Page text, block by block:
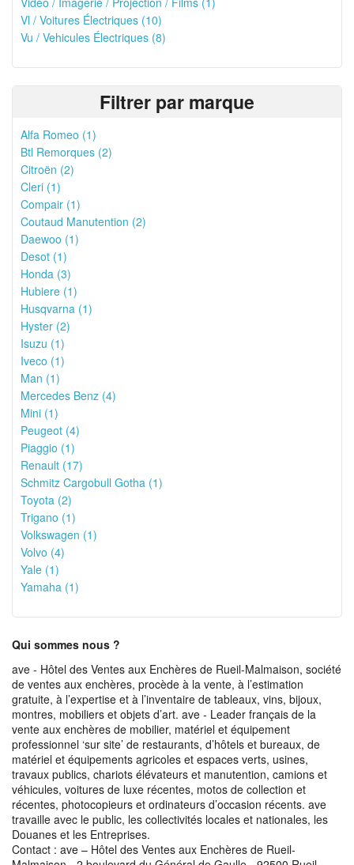
Vl / Voitures Électriques (10)
Vu / Vehicules Électriques (8)
Filtrer par marque
Alfa Romeo (1)
Btl Remorques (2)
Citroën (2)
Cleri (1)
Compair (1)
Coutaud Manutention (2)
Daewoo (1)
Desot (1)
Honda (3)
Hubiere (1)
Husqvarna (1)
Hyster (2)
Isuzu (1)
Iveco (1)
Man (1)
Mercedes Benz (4)
Mini (1)
Peugeot (4)
Piaggio (1)
Renault (17)
Schmitz Cargobull Gotha (1)
Toyota (2)
Trigano (1)
Volkswagen (1)
Volvo (4)
Yale (1)
Yamaha (1)
Qui sommes nous ?
ave - Hôtel des Ventes aux Enchères de Rueil-Malmaison, société
de ventes aux enchères, procède à la vente, à l’estimation
gratuite, à l’expertise et à l’inventaire de tableaux, vins, bijoux,
montres, mobiliers et objets d’art. ave - Leader français de la
vente aux enchères de mobilier, matériel et équipement
professionnel ‘sur site’ de restaurants, d’hôtels et bureaux, de
matériel et équipements agricoles et espaces verts, usines,
travaux publics, chariots élévateurs et manutention, camions et
véhicules, voitures de luxe récentes, motos de collection et
récentes, photocopieurs et ordinateurs d’occasion récents. ave
travaille avec le public, les collectivités locales et nationales, les
Douanes et les Entreprises.
Contact : ave – Hôtel des Ventes aux Enchères de Rueil-